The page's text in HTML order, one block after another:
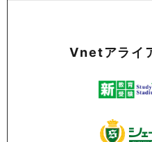
Vnetアライ